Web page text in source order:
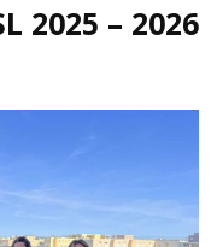
2025 – 2026